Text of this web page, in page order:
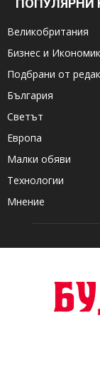
ПОПУЛЯРНИ
Великобритания
Бизнес и
Подбрани от
България
Светът
Европа
Малки обяви
Технологии
Мнение